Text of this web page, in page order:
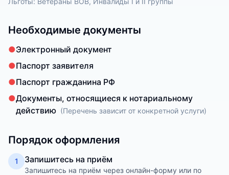
Необходимые документы
●Электронный документ
●Паспорт заявителя
●Паспорт гражданина РФ
●Документы, относящиеся к нотариальному
действию (Перечень зависит от конкретной услуги)
Порядок оформления
1 Запишитесь на приём
Запишитесь на приём через онлайн-форму или по